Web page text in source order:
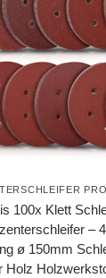
100x Klett
–
ø 150mm
Holz